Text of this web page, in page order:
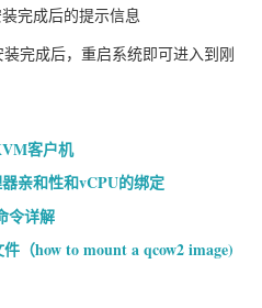
完成后的提示信息
完成后，重启系统即可进入到刚
客户机
亲和性和vCPU的绑定
令详解
（how to mount a qcow2 image)